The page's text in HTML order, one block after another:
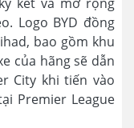
Logo BYD đồng
bao gồm khu
của hãng sẽ dẫn
City khi tiến vào
Premier League